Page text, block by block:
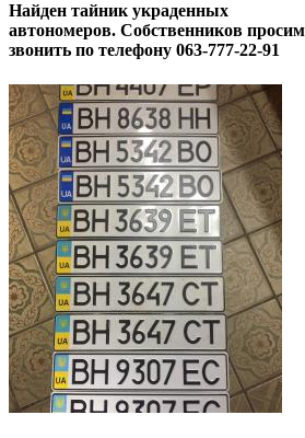
Найден тайник украденных
автономеров. Собственников просим
звонить по телефону 063-777-22-91